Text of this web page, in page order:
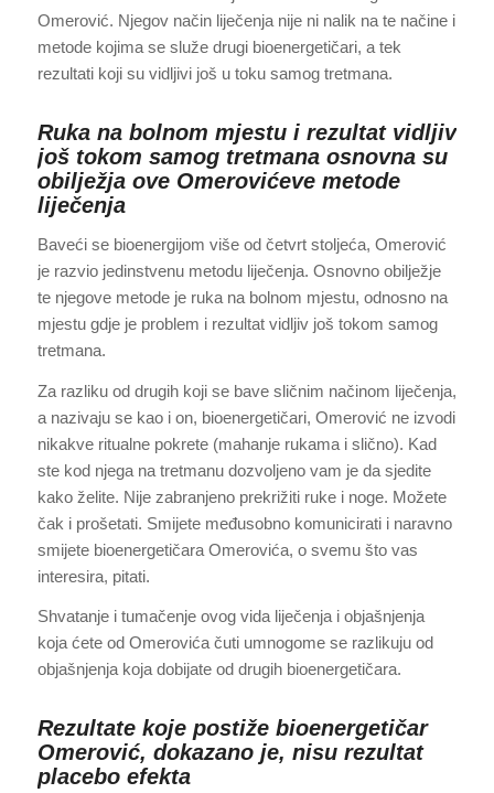
Omerović. Njegov način liječenja nije ni nalik na te načine i
metode kojima se služe drugi bioenergetičari, a tek
rezultati koji su vidljivi još u toku samog tretmana.
Ruka na bolnom mjestu i rezultat vidljiv
još tokom samog tretmana osnovna su
obilježja ove Omerovićeve metode
liječenja
Baveći se bioenergijom više od četvrt stoljeća, Omerović
je razvio jedinstvenu metodu liječenja. Osnovno obilježje
te njegove metode je ruka na bolnom mjestu, odnosno na
mjestu gdje je problem i rezultat vidljiv još tokom samog
tretmana.
Za razliku od drugih koji se bave sličnim načinom liječenja,
a nazivaju se kao i on, bioenergetičari, Omerović ne izvodi
nikakve ritualne pokrete (mahanje rukama i slično). Kad
ste kod njega na tretmanu dozvoljeno vam je da sjedite
kako želite. Nije zabranjeno prekrižiti ruke i noge. Možete
čak i prošetati. Smijete međusobno komunicirati i naravno
smijete bioenergetičara Omerovića, o svemu što vas
interesira, pitati.
Shvatanje i tumačenje ovog vida liječenja i objašnjenja
koja ćete od Omerovića čuti umnogome se razlikuju od
objašnjenja koja dobijate od drugih bioenergetičara.
Rezultate koje postiže bioenergetičar
Omerović, dokazano je, nisu rezultat
placebo efekta